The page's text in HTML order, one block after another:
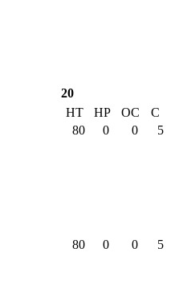
20
HT HP OC
C
80 0 0 5
80 0 0 5